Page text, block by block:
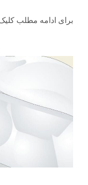
برای ادامه مطلب